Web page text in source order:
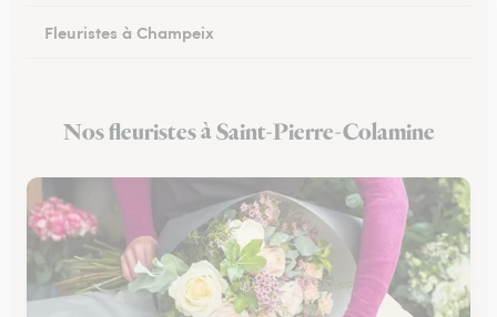
Fleuristes à Champeix
Fleuristes à Ceyrat
Nos fleuristes à Saint-Pierre-Colamine